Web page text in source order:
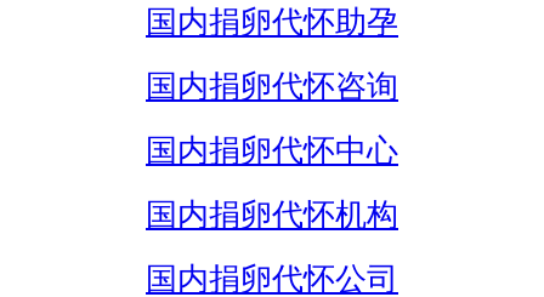
国内捐卵代怀助孕
国内捐卵代怀咨询
国内捐卵代怀中心
国内捐卵代怀机构
国内捐卵代怀公司